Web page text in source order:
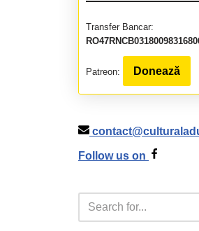
Transfer Bancar:
Patreon: Donează
Follow us on